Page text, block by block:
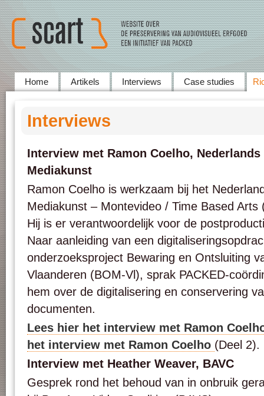
Home Artikels Interviews Case studies
Interviews
Interview met Ramon Coelho,
Mediakunst
Ramon Coelho is werkzaam bij het
Mediakunst – Montevideo / Time Based
Hij is er verantwoordelijk voor de
Naar aanleiding van een
onderzoeksproject Bewaring en Ontsluiting
Vlaanderen (BOM-Vl), sprak PACKED-
hem over de digitalisering en conservering
documenten.
Lees hier het interview met Ramon
het interview met Ramon Coelho (Deel 2).
Interview met Heather Weaver, BAVC
Gesprek rond het behoud van in onbruik